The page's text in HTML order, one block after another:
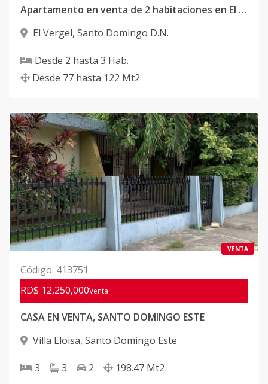
Apartamento en venta de 2 habitaciones en El Vergel
El Vergel, Santo Domingo D.N.
Desde 2 hasta 3 Hab.
Desde 77 hasta 122 Mt2
VENTA
Código: 413751
RD$ 12,250,000Venta
CASA EN VENTA, SANTO DOMINGO ESTE
Villa Eloisa, Santo Domingo Este
3 3 2 198.47 Mt2